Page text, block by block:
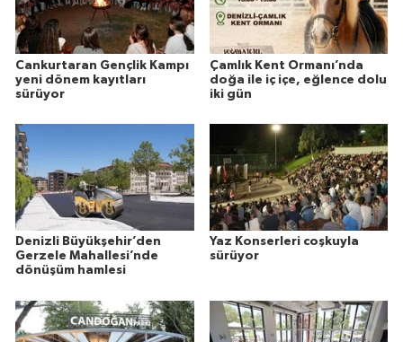
Cankurtaran Gençlik Kampı
yeni dönem kayıtları
sürüyor
Çamlık Kent Ormanı’nda
doğa ile iç içe, eğlence dolu
iki gün
Denizli Büyükşehir’den
Gerzele Mahallesi’nde
dönüşüm hamlesi
Yaz Konserleri coşkuyla
sürüyor